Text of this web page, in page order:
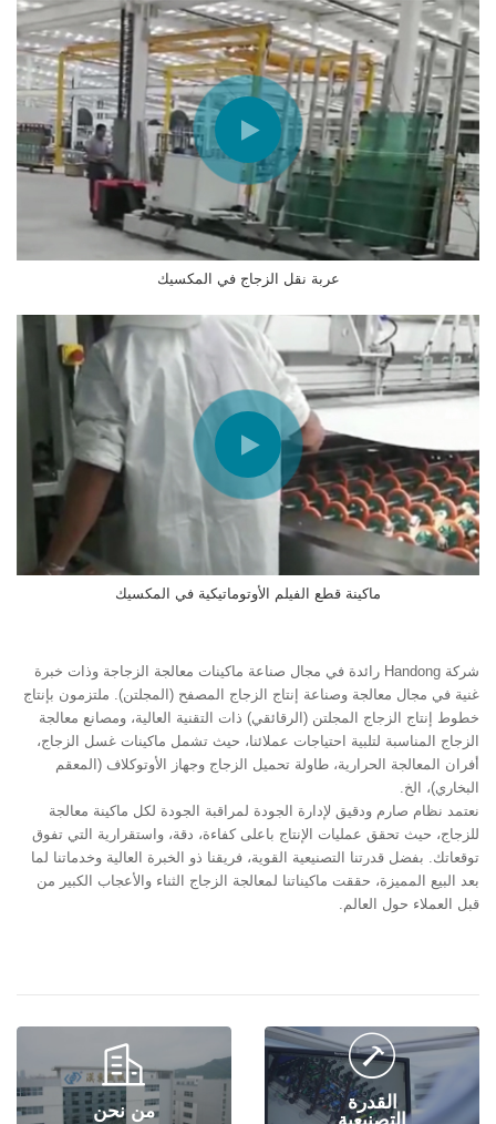
عربة نقل الزجاج في المكسيك
ماكينة قطع الفيلم الأوتوماتيكية في المكسيك
شركة Handong رائدة في مجال صناعة ماكينات معالجة الزجاجة وذات خبرة
غنية في مجال معالجة وصناعة إنتاج الزجاج المصفح (المجلتن). ملتزمون بإنتاج
خطوط إنتاج الزجاج المجلتن (الرقائقي) ذات التقنية العالية، ومصانع معالجة
الزجاج المناسبة لتلبية احتياجات عملائنا، حيث تشمل ماكينات غسل الزجاج،
أفران المعالجة الحرارية، طاولة تحميل الزجاج وجهاز الأوتوكلاف (المعقم
البخاري)، الخ.
نعتمد نظام صارم ودقيق لإدارة الجودة لمراقبة الجودة لكل ماكينة معالجة
للزجاج، حيث تحقق عمليات الإنتاج باعلى كفاءة، دقة، واستقرارية التي تفوق
توقعاتك. بفضل قدرتنا التصنيعية القوية، فريقنا ذو الخبرة العالية وخدماتنا لما
بعد البيع المميزة، حققت ماكيناتنا لمعالجة الزجاج الثناء والأعجاب الكبير من
قبل العملاء حول العالم.

القدرة
التصنيعية

من نحن